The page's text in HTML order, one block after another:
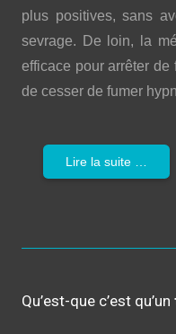
plus positives, sans
sevrage. De loin, la
efficace pour arrêter de
de cesser de fumer
Lire la suite …
Qu’est-que c’est qu’un